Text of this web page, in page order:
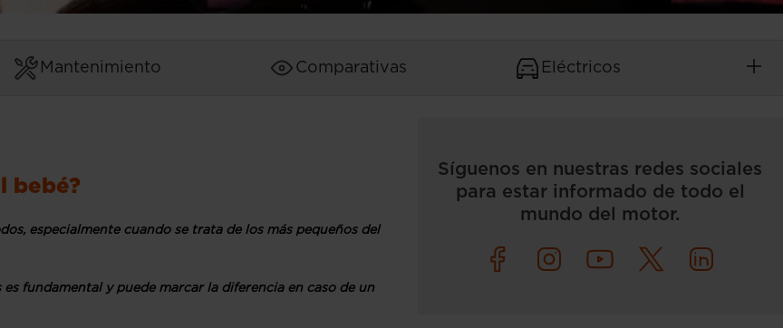
Mantenimiento Comparativas Eléctricos
bebé?
especialmente cuando se trata de los más pequeños del
fundamental y puede marcar la diferencia en caso de un
Síguenos en nuestras redes sociales
para estar informado de todo el
mundo del motor.